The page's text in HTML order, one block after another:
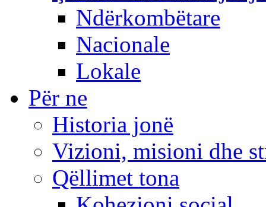
Ndërkombëtare
Nacionale
Lokale
Për ne
Historia jonë
Vizioni, misioni dhe
Qëllimet tona